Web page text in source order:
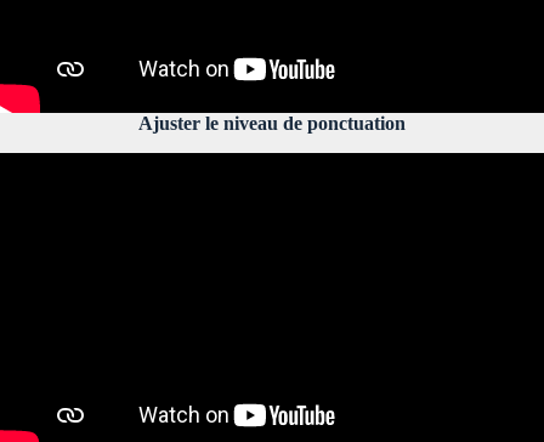
Ajuster le niveau de ponctuation